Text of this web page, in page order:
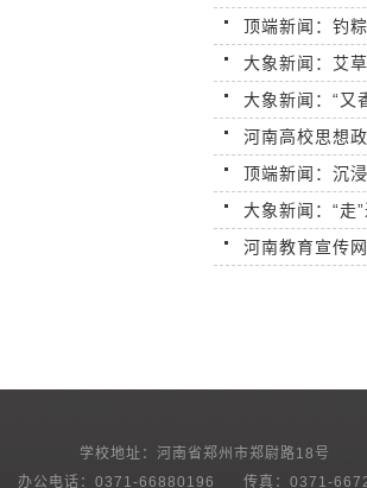
顶端新闻：钓
大象新闻：艾
大象新闻：“又
河南高校思想
顶端新闻：沉
大象新闻：“走
河南教育宣传
学校地址：河南省郑州市郑尉路18号
办公电话：0371-66880196 传真：0371-